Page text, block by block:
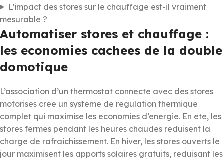
L’impact des stores sur le chauffage est-il vraiment
mesurable ?
Automatiser stores et chauffage :
les economies cachees de la double
domotique
L’association d’un thermostat connecte avec des stores
motorises cree un systeme de regulation thermique
complet qui maximise les economies d’energie. En ete, les
stores fermes pendant les heures chaudes reduisent la
charge de rafraichissement. En hiver, les stores ouverts le
jour maximisent les apports solaires gratuits, reduisant les